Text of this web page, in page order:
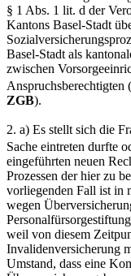
§ 1 Abs. 1 lit. d der
Kantons Basel-Stadt
Basel-Stadt als
zwischen
Anspruchsberechtigten
ZGB).
2. a) Es stellt sich die
Sache eintreten durfte
eingeführten neuen
Prozessen der hier zu
vorliegenden Fall ist in
wegen
weil von diesem
Invalidenversicherung
Umstand, dass eine